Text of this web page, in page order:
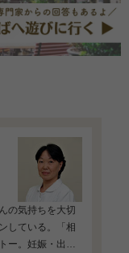
の気持ちを大切
している。「相
ー。妊娠・出